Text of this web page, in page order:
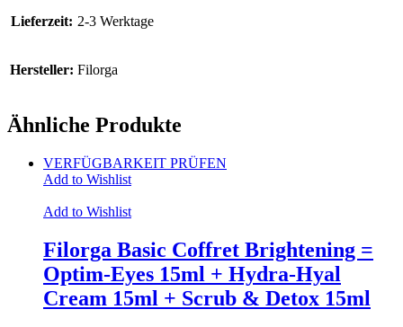
Lieferzeit: 2-3 Werktage
Hersteller: Filorga
Ähnliche Produkte
VERFÜGBARKEIT PRÜFEN
Add to Wishlist
Add to Wishlist
Filorga Basic Coffret Brightening =
Optim-Eyes 15ml + Hydra-Hyal
Cream 15ml + Scrub & Detox 15ml